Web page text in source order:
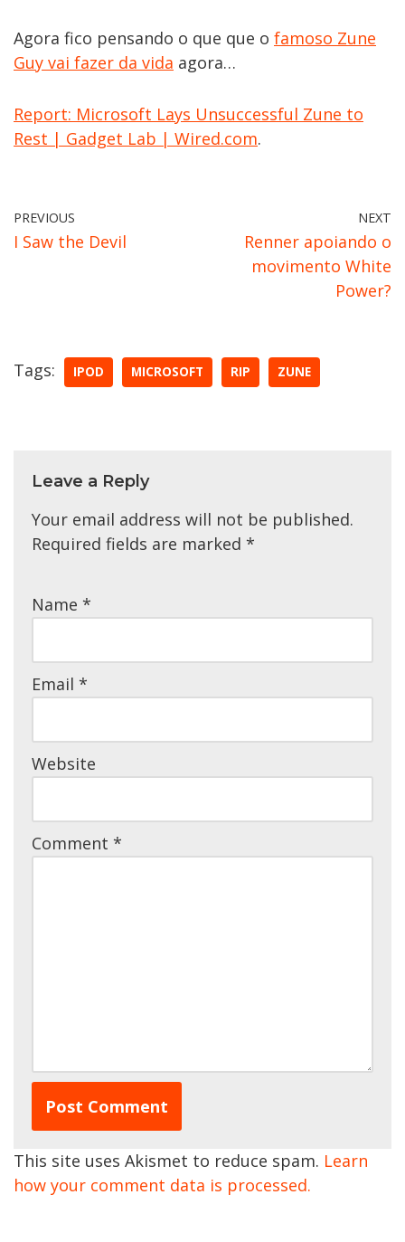
Agora fico pensando o que que o famoso Zune
Guy vai fazer da vida agora…
Report: Microsoft Lays Unsuccessful Zune to
Rest | Gadget Lab | Wired.com.
PREVIOUS
I Saw the Devil
NEXT
Renner apoiando o
movimento White
Power?
Tags: IPOD MICROSOFT RIP ZUNE
Leave a Reply
Your email address will not be published.
Required fields are marked *
Name *
Email *
Website
Comment *
This site uses Akismet to reduce spam. Learn
how your comment data is processed.